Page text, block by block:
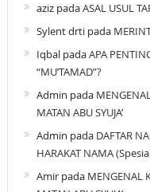
azizpadaASAL USUL
Sylent drtipada
IqbalpadaAPA
“MU’TAMAD”?
Admin pada
MATAN ABU SYUJA’
Admin pada DAFTAR
HARAKAT NAMA
Amirpada MENGENAL